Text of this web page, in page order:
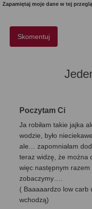
Zapamiętaj moje dane w tej
Poczytam Ci
Ja robiłam takie jajka
wodzie, było
ale… zapomniałam
teraz widzę, że można
więc następnym razem
zobaczymy….
( Baaaaardzo low carb
wchodzą)